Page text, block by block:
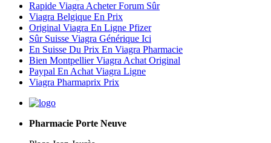
Rapide Viagra Acheter Forum Sûr
Viagra Belgique En Prix
Original Viagra En Ligne Pfizer
Sûr Suisse Viagra Générique Ici
En Suisse Du Prix En Viagra Pharmacie
Bien Montpellier Viagra Achat Original
Paypal En Achat Viagra Ligne
Viagra Pharmaprix Prix
Pharmacie Porte Neuve